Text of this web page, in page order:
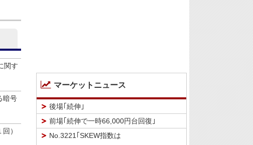
関す
暗号
）
マーケットニュース
後場｢続伸｣
前場｢続伸で一時66,000円台回復｣
No.3221｢SKEW指数は